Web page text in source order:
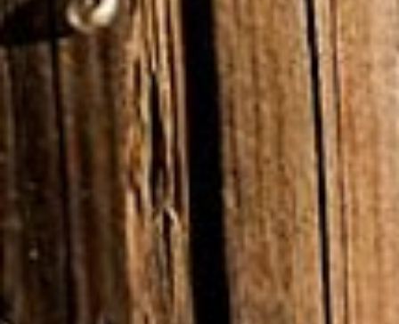
Quarto Touriga Nacional
Um quarto acolhedor, indicado para estadias
curtas ou individuais. Inclui um roupeiro, um
cofre, acesso Wi-Fi gratuito e uma casa de banho
privada com produtos de higiene pessoal
gratuitos. Oferece vista sobre o jardim. Na
decoração sobressai a cortiça utilizada na
cabeceira da cama, remetendo para as raízes
ESPECIFICAÇÕES